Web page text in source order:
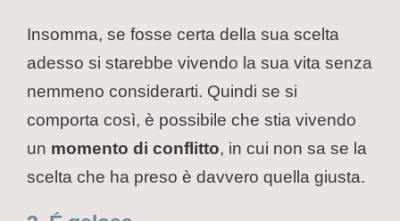
Insomma, se fosse certa della sua scelta
adesso si starebbe vivendo la sua vita senza
nemmeno considerarti. Quindi se si
comporta così, è possibile che stia vivendo
un momento di conflitto, in cui non sa se la
scelta che ha preso è davvero quella giusta.